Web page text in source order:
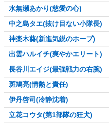
水無瀬あかり(慈愛の心)
中之島タエ(抜け目ない小隊長)
神楽木葵(新進気鋭のホープ)
出雲ハルイチ(爽やかエリート)
長谷川エイジ(最強戦力の右腕)
斑鳩亮(情熱と責任)
伊丹啓司(冷静沈着)
立花コウタ(第1部隊の狂犬)